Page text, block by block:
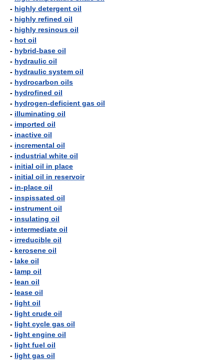
- highly detergent oil
- highly refined oil
- highly resinous oil
- hot oil
- hybrid-base oil
- hydraulic oil
- hydraulic system oil
- hydrocarbon oils
- hydrofined oil
- hydrogen-deficient gas oil
- illuminating oil
- imported oil
- inactive oil
- incremental oil
- industrial white oil
- initial oil in place
- initial oil in reservoir
- in-place oil
- inspissated oil
- instrument oil
- insulating oil
- intermediate oil
- irreducible oil
- kerosene oil
- lake oil
- lamp oil
- lean oil
- lease oil
- light oil
- light crude oil
- light cycle gas oil
- light engine oil
- light fuel oil
- light gas oil